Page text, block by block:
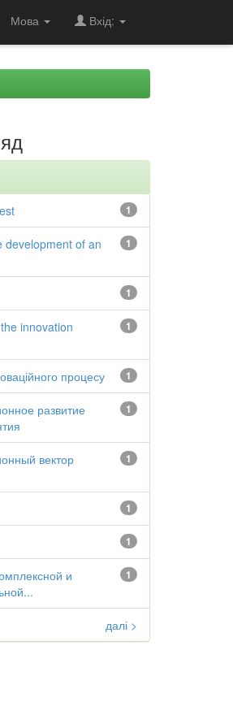
Мова Вхід:
1
1
development of an
1
1
innovation
1
процесу
1
развитие
1
вектор
1
1
1
и
далі >